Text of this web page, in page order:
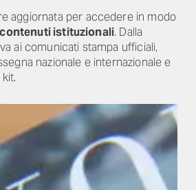
aggiornata per accedere in modo
contenuti istituzionali. Dalla
ai comunicati stampa ufficiali,
nazionale e internazionale e